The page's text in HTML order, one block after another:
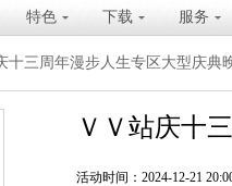
特色 下载 服务
十三周年漫步人生专区大型庆典
ＶＶ站庆十
活动时间：2024-12-21